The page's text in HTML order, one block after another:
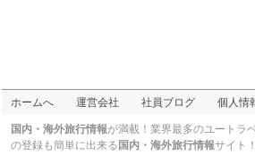
サン スイート ホテル
三つ星
ゴーマイスー B&B (羅東
果宿民宿)
二つ星
ホームへ 運営会社 社員ブログ 個人情
国内・海外旅行情報が満載！業界最多のユートラ
の登録も簡単に出来る 国内・海外旅行情報サイト！